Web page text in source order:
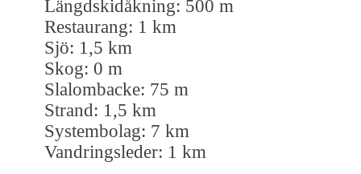
Längdskidåkning: 500 m
Restaurang: 1 km
Sjö: 1,5 km
Skog: 0 m
Slalombacke: 75 m
Strand: 1,5 km
Systembolag: 7 km
Vandringsleder: 1 km